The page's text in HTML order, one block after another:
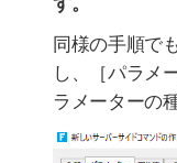
同様の手順で
し、［パラメ
ラメーターの